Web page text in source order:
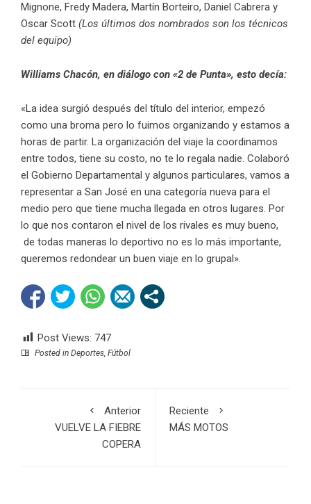
Mignone, Fredy Madera, Martín Borteiro, Daniel Cabrera y
Oscar Scott (Los últimos dos nombrados son los técnicos
del equipo)
Williams Chacón, en diálogo con «2 de Punta», esto decía:
«La idea surgió después del título del interior, empezó
como una broma pero lo fuimos organizando y estamos a
horas de partir. La organización del viaje la coordinamos
entre todos, tiene su costo, no te lo regala nadie. Colaboró
el Gobierno Departamental y algunos particulares, vamos a
representar a San José en una categoría nueva para el
medio pero que tiene mucha llegada en otros lugares. Por
lo que nos contaron el nivel de los rivales es muy bueno,
de todas maneras lo deportivo no es lo más importante,
queremos redondear un buen viaje en lo grupal».
Post Views: 747
Posted in Deportes, Fútbol
Anterior
VUELVE LA FIEBRE
COPERA
Reciente
MÁS MOTOS